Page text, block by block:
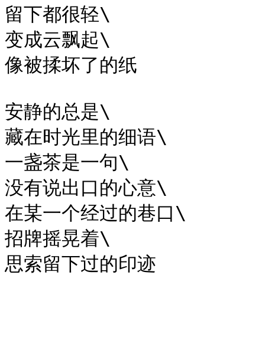
留下都很轻\
变成云飘起\
像被揉坏了的纸
安静的总是\
藏在时光里的细语\
一盏茶是一句\
没有说出口的心意\
在某一个经过的巷口\
招牌摇晃着\